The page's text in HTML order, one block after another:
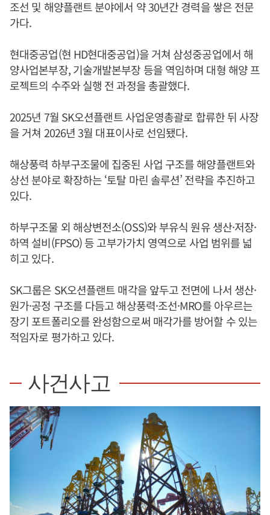
조선 및 해양플랜트 분야에서 약 30년간 경력을 쌓은 전문
가다.
현대중공업(현 HD현대중공업)을 거쳐 삼성중공업에서 해
양사업본부장, 기술개발본부장 등을 역임하며 대형 해양 프
로젝트의 수주와 실행 전 과정을 총괄했다.
2025년 7월 SK오션플랜트 사업운영총괄로 합류한 뒤 사장
을 거쳐 2026년 3월 대표이사로 선임됐다.
해상풍력 하부구조물에 집중된 사업 구조를 해양플랜트와
상선 분야로 확장하는 ‘토탈 마린 솔루션’ 전략을 추진하고
있다.
하부구조물 외 해상변전소(OSS)와 부유식 원유 생산·저장·
하역 설비(FPSO) 등 고부가가치 영역으로 사업 범위를 넓
히고 있다.
SK그룹은 SK오션플랜트 매각을 앞두고 전면에 나서 생산·
원가·공정 구조를 다듬고 해상풍력·조선·MRO를 아우르는
장기 포트폴리오를 완성함으로써 매각가를 방어할 수 있는
적임자로 평가하고 있다.
사건사고